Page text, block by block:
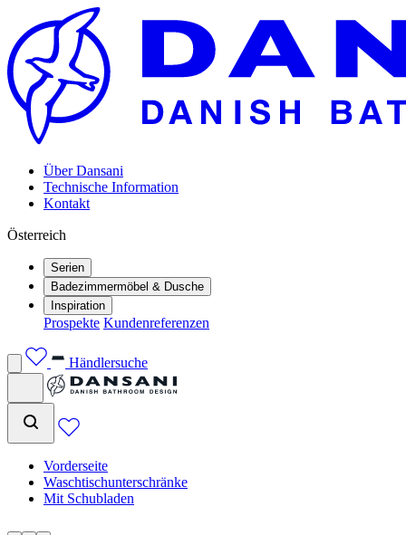
Über Dansani
Technische Information
Kontakt
Österreich
Serien
Badezimmermöbel & Dusche
Inspiration
Prospekte Kundenreferenzen
Händlersuche
Vorderseite
Waschtischunterschränke
Mit Schubladen